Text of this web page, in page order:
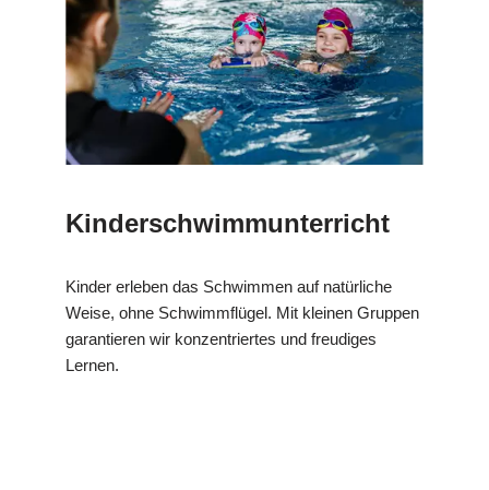
Kinderschwimmunterricht
Kinder erleben das Schwimmen auf natürliche
Weise, ohne Schwimmflügel. Mit kleinen Gruppen
garantieren wir konzentriertes und freudiges
Lernen.